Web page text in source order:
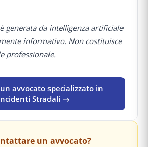
generata da intelligenza artificiale
informativo. Non costituisce
professionale.
avvocato specializzato in
Stradali →
un avvocato?